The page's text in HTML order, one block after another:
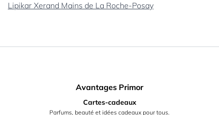
Lipikar Xerand Mains de La Roche-Posay
Avantages Primor
Cartes-cadeaux
Parfums, beauté et idées cadeaux pour tous.